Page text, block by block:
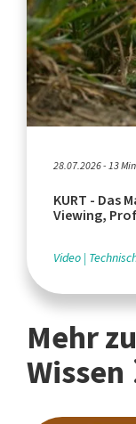
28.07.2026 - 13
KURT - Das
Viewing,
Video
Mehr
Wissen